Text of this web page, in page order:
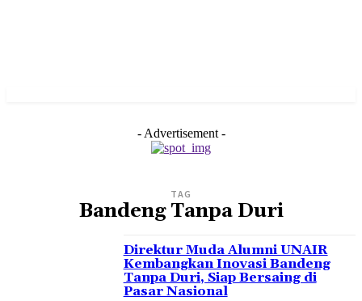
- Advertisement -
TAG
Bandeng Tanpa Duri
Direktur Muda Alumni UNAIR
Kembangkan Inovasi Bandeng
Tanpa Duri, Siap Bersaing di
Pasar Nasional